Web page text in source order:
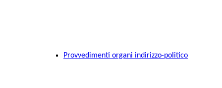
Provvedimenti organi indirizzo-politico